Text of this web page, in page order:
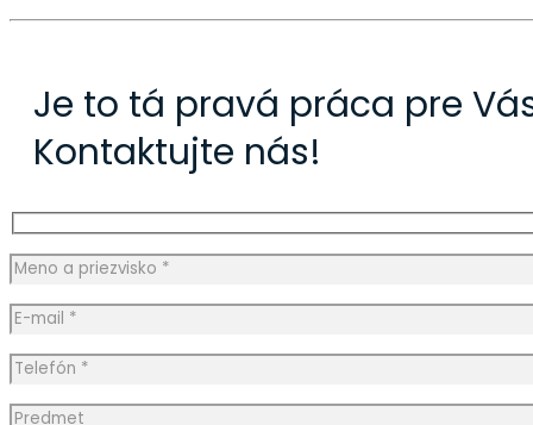
Je to tá pravá práca pre
Kontaktujte nás!